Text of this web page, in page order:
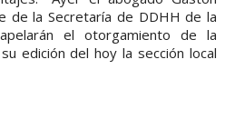
de la Secretaría de DDHH de la
el otorgamiento de la
edición del hoy la sección local